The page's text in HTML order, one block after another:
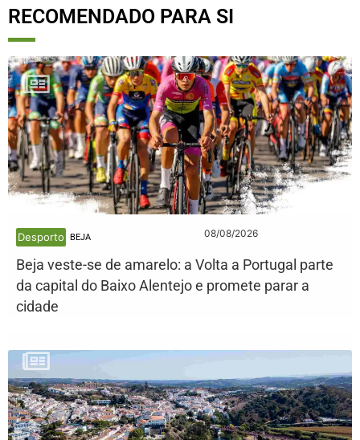
RECOMENDADO PARA SI
Desporto BEJA 08/08/2026
Beja veste-se de amarelo: a Volta a Portugal parte
da capital do Baixo Alentejo e promete parar a
cidade